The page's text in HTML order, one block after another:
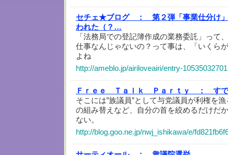
セチェ★ブログ ：
第２弾「事業仕分け
われた（？…
「法務局での登記簿作成の業務委託」って
仕事なんじゃないの？って事は、「いくら
よね
http://ameblo.jp/airiloveairi/entry-
Ｆｒｅｅ Ｔａｌｋ Ｐａｒｔｙ ：
す
そこには”族議員”として与党議員が利権を
の組み替えなど、自分の首を絞めるだけだ
ない。
http://blog.goo.ne.jp/nwj_ishikawa/e/